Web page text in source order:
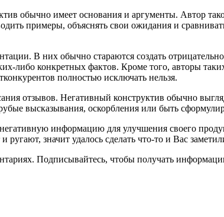
обычно имеет основания и аргументы. Автор
примеры, объяснять свои ожидания и
В них обычно стараются создать
либо конкретных фактов. Кроме того, авторы
полностью исключать нельзя.
отзывов. Негативный конструктив обычно
высказывания, оскорбления или быть
информацию для улучшения своего
значит удалось сделать что-то и Вас
Подписывайтесь, чтобы получать